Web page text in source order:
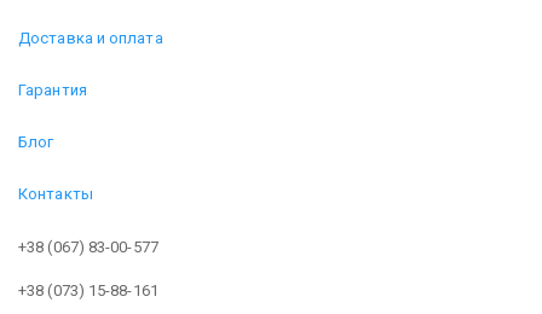
Доставка и оплата
Гарантия
Блог
Контакты
+38 (067) 83-00-577
+38 (073) 15-88-161